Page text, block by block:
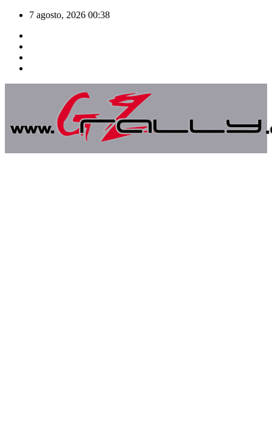
Saltar
contenido
7 agosto, 2026 00:38